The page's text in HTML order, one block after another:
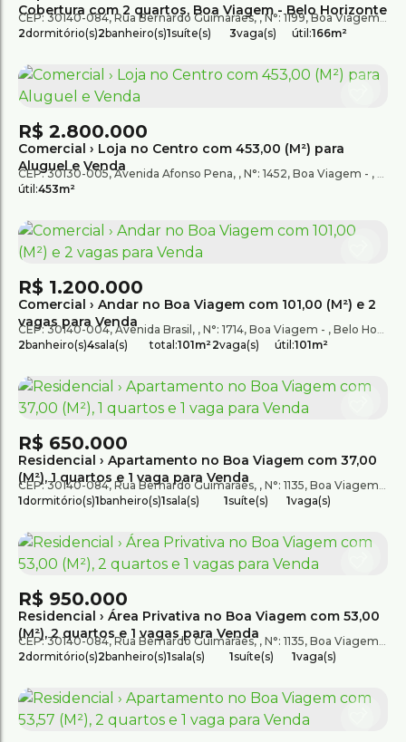
Cobertura com 2 quartos, Boa Viagem - Belo Horizonte
CEP: 30140-084,Rua Bernardo Guimarães ,N°: 1199,Boa Viagem
2dormitório(s)2banheiro(s)1suíte(s) 3vaga(s) útil:166m²
Comercial › Loja no Centro com 453,00 (M²) para
Aluguel e Venda
R$ 2.800.000
CEP: 30130-005,Avenida Afonso Pena , N°: 1452, Boa Viagem ,
útil:453m²
Comercial › Andar no Boa Viagem com 101,00 (M²) e 2
vagas para Venda
R$ 1.200.000
CEP: 30140-004,Avenida Brasil , N°: 1714, Boa Viagem , Belo Horizonte
2banheiro(s)4sala(s) total:101m²2vaga(s) útil:101m²
Residencial › Apartamento no Boa Viagem com 37,00
(M²), 1 quartos e 1 vaga para Venda
R$ 650.000
CEP: 30140-084, Rua Bernardo Guimarães , N°: 1135, Boa Viagem
1dormitório(s)1banheiro(s)1sala(s) 1suíte(s) 1vaga(s)
Residencial › Área Privativa no Boa Viagem com 53,00
(M²), 2 quartos e 1 vagas para Venda
R$ 950.000
CEP: 30140-084,Rua Bernardo Guimarães , N°: 1135, Boa Viagem
2dormitório(s)2banheiro(s)1sala(s) 1suíte(s) 1vaga(s)